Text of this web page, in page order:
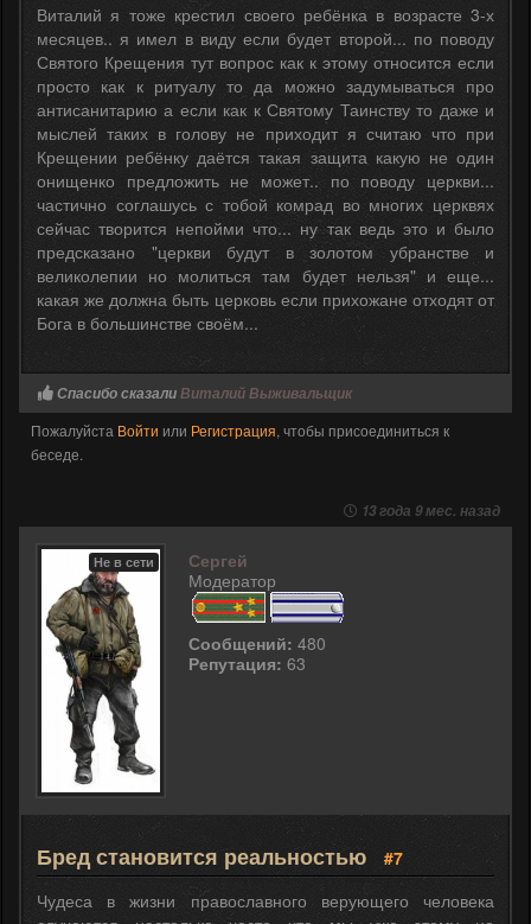
Виталий я тоже крестил своего ребёнка в возрасте 3-х
месяцев.. я имел в виду если будет второй... по поводу
Святого Крещения тут вопрос как к этому относится если
просто как к ритуалу то да можно задумываться про
антисанитарию а если как к Святому Таинству то даже и
мыслей таких в голову не приходит я считаю что при
Крещении ребёнку даётся такая защита какую не один
онищенко предложить не может.. по поводу церкви...
частично соглашусь с тобой комрад во многих церквях
сейчас творится непойми что... ну так ведь это и было
предсказано "церкви будут в золотом убранстве и
великолепии но молиться там будет нельзя" и еще...
какая же должна быть церковь если прихожане отходят от
Бога в большинстве своём...
Спасибо сказалиВиталий Выживальщик
Пожалуйста Войти или Регистрация, чтобы присоединиться к
беседе.
13 года 9 мес. назад
Не в сети
Сергей
Модератор
Сообщений: 480
Репутация: 63
Бред становится реальностью
#7
Чудеса в жизни православного верующего человека